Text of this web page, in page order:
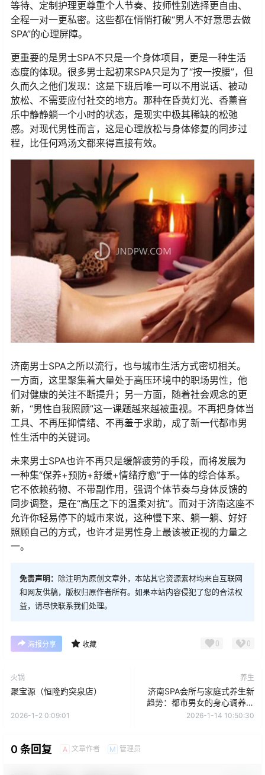
等待、定制护理更尊重个人节奏、技师性别选择更自由、
全程一对一更私密。这些都在悄悄打破“男人不好意思去做
SPA”的心理屏障。
更重要的是男士SPA不只是一个身体项目，更是一种生活
态度的体现。很多男士起初来SPA只是为了“按一按腰”，但
久而久之他们发现：这是下班后唯一可以不用说话、被动
放松、不需要应付社交的地方。那种在昏黄灯光、香薰音
乐中静静躺一个小时的状态，是现实中极其稀缺的松弛
感。对现代男性而言，这是心理放松与身体修复的同步过
程，比任何鸡汤文都来得直接有效。
济南男士SPA之所以流行，也与城市生活方式密切相关。
一方面，这里聚集着大量处于高压环境中的职场男性，他
们对健康的关注不断提升；另一方面，随着社会观念的更
新，“男性自我照顾”这一课题越来越被重视。不再把身体当
工具、不再压抑情绪、不再羞于求助，成了新一代都市男
性生活中的关键词。
未来男士SPA也许不再只是缓解疲劳的手段，而将发展为
一种集“保养+预防+舒缓+情绪疗愈”于一体的综合体系。
它不依赖药物、不带副作用，强调个体节奏与身体反馈的
同步调整，是在“高压之下的温柔对抗”。而对于济南这座不
允许你轻易停下的城市来说，这种慢下来、躺一躺、好好
照顾自己的方式，也许才是男性身上最该被正视的力量之
一。
免责声明： 除注明为原创文章外，本站其它资源素材均来自互联网
和网友供稿，版权归原作者所有。如果本站内容侵犯了您的合法权
益，请尽快联系我们处理。
海报分享 收藏 0 0
火锅
聚宝源（恒隆趵突泉店）
2026-1-2 0:09:01
养生
济南SPA会所与家庭式养生新
趋势：都市男女的身心调养选
择指南
2026-1-14 10:50:30
0 条回复 A 文章作者 M 管理员